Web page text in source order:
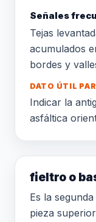
Señales
Tejas
acumulados
bordes y
DATO ÚTIL
Indicar la
asfáltica
fieltro o
Es la
pieza